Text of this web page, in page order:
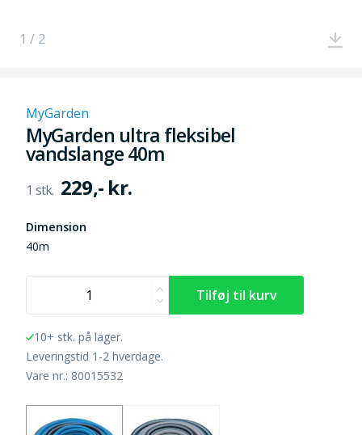
1 / 2
MyGarden
MyGarden ultra fleksibel
vandslange 40m
229,- kr.
Dimension
40m
10+ stk. på lager.
Leveringstid 1-2 hverdage.
Vare nr.: 80015532